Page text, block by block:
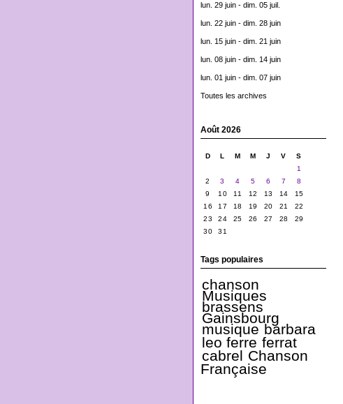
lun. 29 juin - dim. 05 juil.
lun. 22 juin - dim. 28 juin
lun. 15 juin - dim. 21 juin
lun. 08 juin - dim. 14 juin
lun. 01 juin - dim. 07 juin
Toutes les archives
Août 2026
D L M M J V
S
1
2
3 4 5 6 7
8
9
10 11 12 13 14
15
16
17 18 19 20 21
22
23
24 25 26 27 28
29
30
31
Tags populaires
chanson
Musiques
brassens
Gainsbourg
musique barbara
leo ferre ferrat
cabrel Chanson
Française